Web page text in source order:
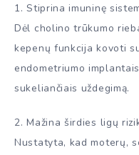
1. Stiprina imuninę
Dėl cholino trūkumo
kepenų funkcija kovoti
endometriumo
sukeliančiais uždegimą.
2. Mažina širdies ligų
Nustatyta, kad moterų,